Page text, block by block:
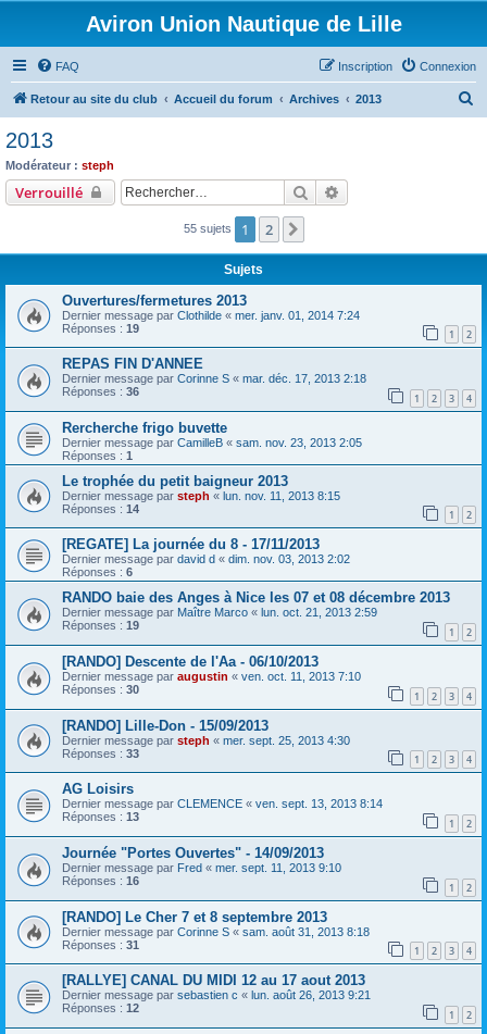
Aviron Union Nautique de Lille
FAQ Connexion
Inscription
Retour au site du club Accueil du forum Archives 2013
c
2013
Modérateur : steph
Verrouillé Rechercher
55 sujets 1 2
Sujets
Ouvertures/fermetures 2013
Dernier message par Clothilde « mer. janv. 01, 2014 7:24
Réponses : 19 1 2
REPAS FIN D'ANNEE
Dernier message par Corinne S « mar. déc. 17, 2013 2:18
Réponses : 36 1 2 3 4
Rercherche frigo buvette
Dernier message par CamilleB « sam. nov. 23, 2013 2:05
Réponses : 1
Le trophée du petit baigneur 2013
Dernier message par steph « lun. nov. 11, 2013 8:15
Réponses : 14 1 2
[REGATE] La journée du 8 - 17/11/2013
Dernier message par david d « dim. nov. 03, 2013 2:02
Réponses : 6
RANDO baie des Anges à Nice les 07 et 08 décembre 2013
Dernier message par Maître Marco « lun. oct. 21, 2013 2:59
Réponses : 19 1 2
[RANDO] Descente de l'Aa - 06/10/2013
Dernier message par augustin « ven. oct. 11, 2013 7:10
Réponses : 30 1 2 3 4
[RANDO] Lille-Don - 15/09/2013
Dernier message par steph « mer. sept. 25, 2013 4:30
Réponses : 33 1 2 3 4
AG Loisirs
Dernier message par CLEMENCE « ven. sept. 13, 2013 8:14
Réponses : 13 1 2
Journée "Portes Ouvertes" - 14/09/2013
Dernier message par Fred « mer. sept. 11, 2013 9:10
Réponses : 16 1 2
[RANDO] Le Cher 7 et 8 septembre 2013
Dernier message par Corinne S « sam. août 31, 2013 8:18
Réponses : 31 1 2 3 4
[RALLYE] CANAL DU MIDI 12 au 17 aout 2013
Dernier message par sebastien c « lun. août 26, 2013 9:21
Réponses : 12 1 2